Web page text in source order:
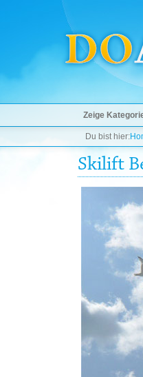
Zeige
Du bist hier:
Skilift